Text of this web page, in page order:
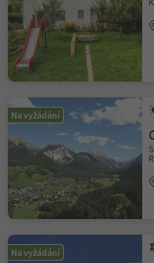
Na vyžádání
Na vyžádání